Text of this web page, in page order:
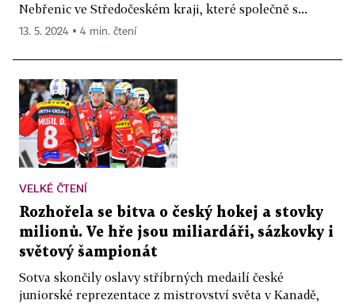
Nebřenic ve Středočeském kraji, které společně s...
13. 5. 2024 ▪ 4 min. čtení
VELKÉ ČTENÍ
Rozhořela se bitva o český hokej a stovky
milionů. Ve hře jsou miliardáři, sázkovky i
světový šampionát
Sotva skončily oslavy stříbrných medailí české
juniorské reprezentace z mistrovství světa v Kanadě,